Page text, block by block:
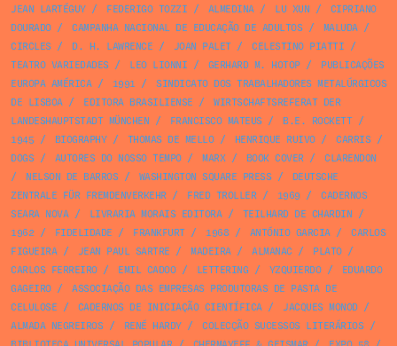
JEAN LARTÉGUY/ FEDERIGO TOZZI / ALMEDINA/ LU XUN /
CIPRIANO
DOURADO/ CAMPANHA NACIONAL DE EDUCAÇÃO DE ADULTOS / MALUDA/
CIRCLES / D. H. LAWRENCE / JOAN PALET/ CELESTINO PIATTI /
TEATRO VARIEDADES / LEO LIONNI / GERHARD M. HOTOP/
PUBLICAÇÕES
EUROPA AMÉRICA/ 1991 /
SINDICATO DOS TRABALHADORES METALÚRGICOS
DE LISBOA/ EDITORA BRASILIENSE /
WIRTSCHAFTSREFERAT DER
LANDESHAUPTSTADT MÜNCHEN / FRANCISCO MATEUS / B.E. ROCKETT/
1945 / BIOGRAPHY/ THOMAS DE MELLO/ HENRIQUE RUIVO/ CARRIS /
DOGS / AUTORES DO NOSSO TEMPO/ MARX/ BOOK COVER/
CLARENDON
/
NELSON DE BARROS / WASHINGTON SQUARE PRESS /
DEUTSCHE
ZENTRALE FÜR FREMDENVERKEHR/ FRED TROLLER/ 1969 /
CADERNOS
SEARA NOVA/ LIVRARIA MORAIS EDITORA/ TEILHARD DE CHARDIN /
1962 / FIDELIDADE / FRANKFURT/ 1968 / ANTÓNIO GARCIA/
CARLOS
FIGUEIRA/ JEAN PAUL SARTRE / MADEIRA/ ALMANAC / PLATO/
CARLOS FERREIRO/ EMIL CADOO/ LETTERING / YZQUIERDO/
EDUARDO
GAGEIRO/
ASSOCIAÇÃO DAS EMPRESAS PRODUTORAS DE PASTA DE
CELULOSE / CADERNOS DE INICIAÇÃO CIENTÍFICA/ JACQUES MONOD/
ALMADA NEGREIROS / RENÉ HARDY/ COLECÇÃO SUCESSOS LITERÁRIOS /